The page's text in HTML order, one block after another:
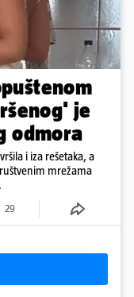
je
odmora
i iza rešetaka, a
mrežama
29